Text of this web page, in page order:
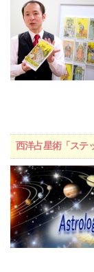
西洋占星術「ステ